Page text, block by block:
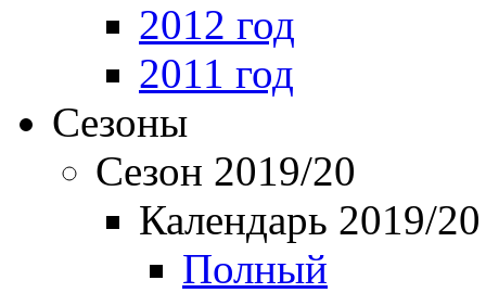
2012 год
2011 год
Сезоны
Сезон 2019/20
Календарь 2019/20
Полный